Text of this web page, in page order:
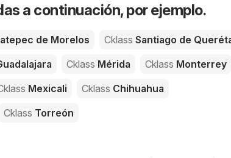
a continuación, por ejemplo.
de Morelos Cklass Santiago de
Cklass Mérida Cklass Monterrey
Mexicali Cklass Chihuahua
Cklass Torreón